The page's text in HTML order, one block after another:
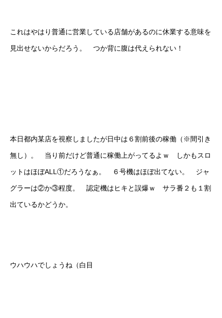
これはやはり普通に営業している店舗があるのに休業する意味を
見出せないからだろう。 つか背に腹は代えられない！
本日都内某店を視察しましたが日中は６割前後の稼働（※間引き
無し）。 当り前だけど普通に稼働上がってるよｗ しかもスロ
ットはほぼALL①だろうなぁ。 ６号機はほぼ出てない。 ジャ
グラーは②か③程度。 認定機はヒキと誤爆ｗ サラ番２も１割
出ているかどうか。
ウハウハでしょうね（白目